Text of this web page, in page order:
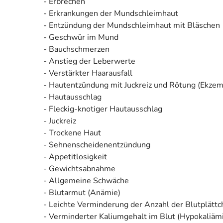
- Erkrankungen der Mundschleimhaut
- Entzündung der Mundschleimhaut mit Bläschen
- Geschwür im Mund
- Bauchschmerzen
- Anstieg der Leberwerte
- Verstärkter Haarausfall
- Hautentzündung mit Juckreiz und Rötung
- Hautausschlag
- Fleckig-knotiger Hautausschlag
- Juckreiz
- Trockene Haut
- Sehnenscheidenentzündung
- Appetitlosigkeit
- Gewichtsabnahme
- Allgemeine Schwäche
- Blutarmut (Anämie)
- Leichte Verminderung der Anzahl der
- Verminderter Kaliumgehalt im Blut